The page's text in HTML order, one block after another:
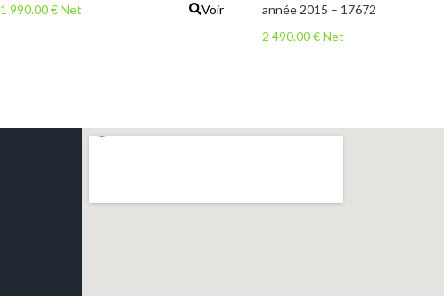
1 990.00 € Net Voir
année 2015 – 17672
2 490.00 € Net